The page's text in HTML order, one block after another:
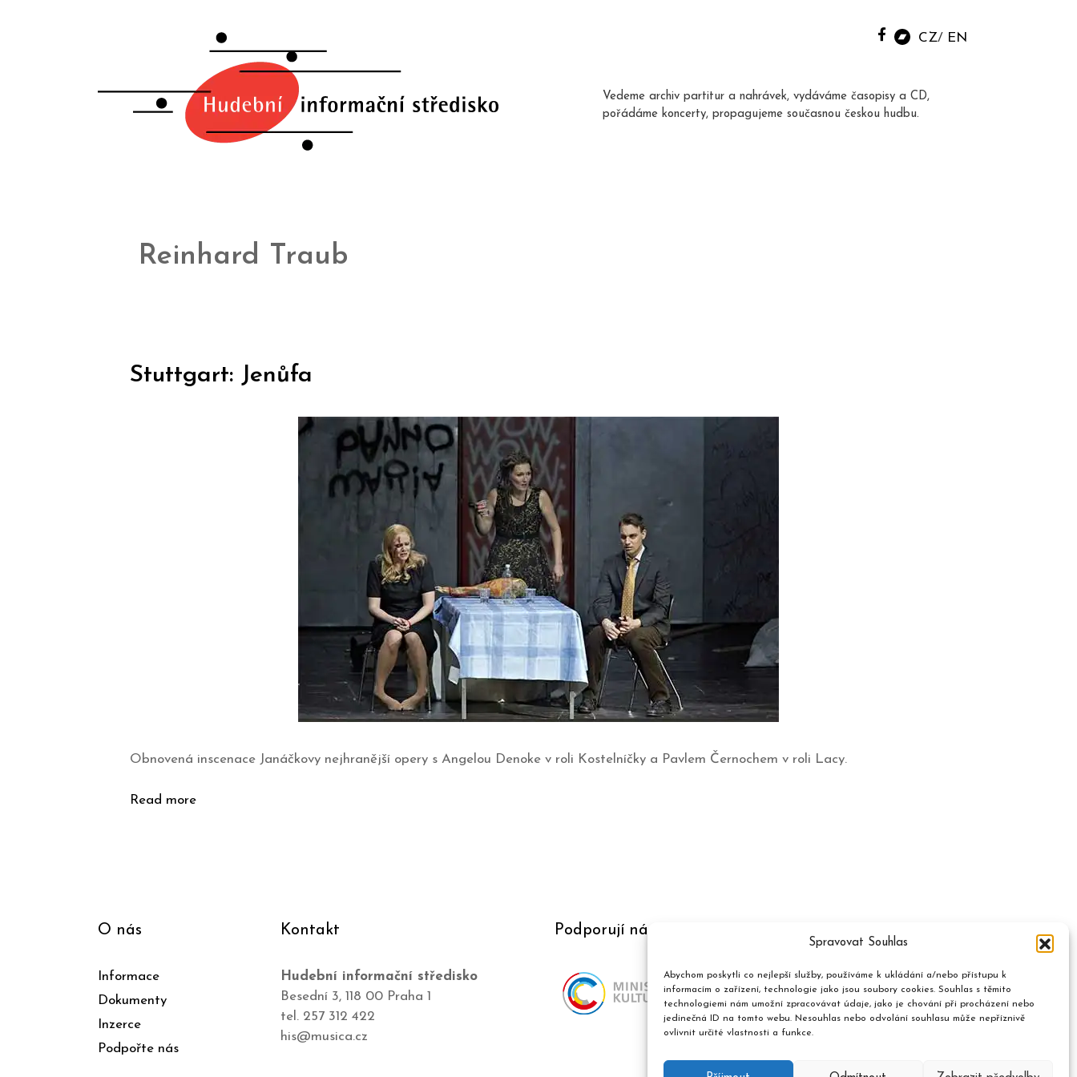
Spravovat Souhlas
Abychom poskytli co nejlepší služby, používáme k ukládání a/nebo přístupu k
informacím o zařízení, technologie jako jsou soubory cookies. Souhlas s těmito
technologiemi nám umožní zpracovávat údaje, jako je chování při procházení nebo
jedinečná ID na tomto webu. Nesouhlas nebo odvolání souhlasu může nepříznivě
ovlivnit určité vlastnosti a funkce.
CZ EN
Vedeme archiv partitur a nahrávek, vydáváme časopisy a CD,
pořádáme koncerty, propagujeme současnou českou hudbu.
Reinhard Traub
Stuttgart: Jenůfa
Obnovená inscenace Janáčkovy nejhranější opery s Angelou Denoke v roli Kostelníčky a Pavlem Černochem v roli Lacy.
Read more
O nás
Informace
Dokumenty
Inzerce
Podpořte nás
Kontakt
Hudební informační středisko
Besední 3, 118 00 Praha 1
tel. 257 312 422
his@musica.cz
Podporují nás